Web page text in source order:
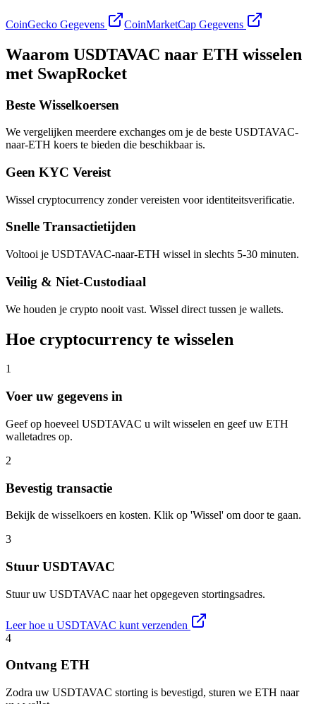
CoinGecko Gegevens CoinMarketCap Gegevens
Waarom USDTAVAC naar ETH wisselen
met SwapRocket
Beste Wisselkoersen
We vergelijken meerdere exchanges om je de beste USDTAVAC-
naar-ETH koers te bieden die beschikbaar is.
Geen KYC Vereist
Wissel cryptocurrency zonder vereisten voor identiteitsverificatie.
Snelle Transactietijden
Voltooi je USDTAVAC-naar-ETH wissel in slechts 5-30 minuten.
Veilig & Niet-Custodiaal
We houden je crypto nooit vast. Wissel direct tussen je wallets.
Hoe cryptocurrency te wisselen
1
Voer uw gegevens in
Geef op hoeveel USDTAVAC u wilt wisselen en geef uw ETH
walletadres op.
2
Bevestig transactie
Bekijk de wisselkoers en kosten. Klik op 'Wissel' om door te gaan.
3
Stuur USDTAVAC
Stuur uw USDTAVAC naar het opgegeven stortingsadres.
Leer hoe u USDTAVAC kunt verzenden
4
Ontvang ETH
Zodra uw USDTAVAC storting is bevestigd, sturen we ETH naar